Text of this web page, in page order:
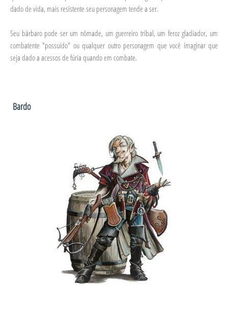
dado de vida, mais resistente seu personagem tende a ser.
Seu bárbaro pode ser um nômade, um guerreiro tribal, um feroz gladiador, um
combatente "possuído" ou qualquer outro personagem que você imaginar que
seja dado a acessos de fúria quando em combate.
Bardo